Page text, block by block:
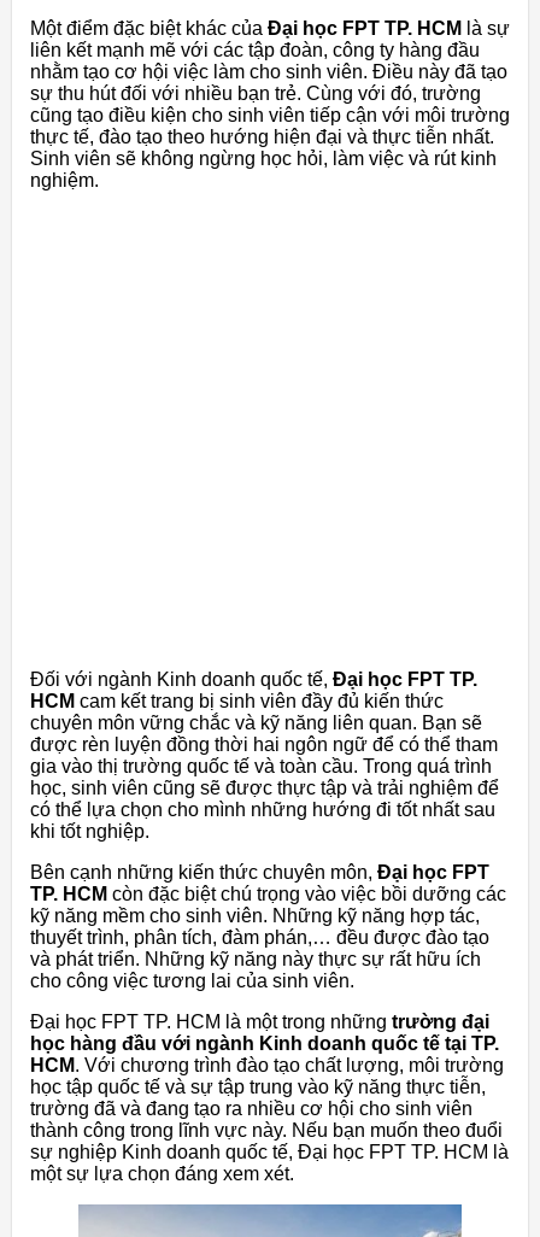
Một điểm đặc biệt khác của Đại học FPT TP. HCM là sự
liên kết mạnh mẽ với các tập đoàn, công ty hàng đầu
nhằm tạo cơ hội việc làm cho sinh viên. Điều này đã tạo
sự thu hút đối với nhiều bạn trẻ. Cùng với đó, trường
cũng tạo điều kiện cho sinh viên tiếp cận với môi trường
thực tế, đào tạo theo hướng hiện đại và thực tiễn nhất.
Sinh viên sẽ không ngừng học hỏi, làm việc và rút kinh
nghiệm.
Đối với ngành Kinh doanh quốc tế, Đại học FPT TP.
HCM cam kết trang bị sinh viên đầy đủ kiến thức
chuyên môn vững chắc và kỹ năng liên quan. Bạn sẽ
được rèn luyện đồng thời hai ngôn ngữ để có thể tham
gia vào thị trường quốc tế và toàn cầu. Trong quá trình
học, sinh viên cũng sẽ được thực tập và trải nghiệm để
có thể lựa chọn cho mình những hướng đi tốt nhất sau
khi tốt nghiệp.
Bên cạnh những kiến thức chuyên môn, Đại học FPT
TP. HCM còn đặc biệt chú trọng vào việc bồi dưỡng các
kỹ năng mềm cho sinh viên. Những kỹ năng hợp tác,
thuyết trình, phân tích, đàm phán,… đều được đào tạo
và phát triển. Những kỹ năng này thực sự rất hữu ích
cho công việc tương lai của sinh viên.
Đại học FPT TP. HCM là một trong những trường đại
học hàng đầu với ngành Kinh doanh quốc tế tại TP.
HCM. Với chương trình đào tạo chất lượng, môi trường
học tập quốc tế và sự tập trung vào kỹ năng thực tiễn,
trường đã và đang tạo ra nhiều cơ hội cho sinh viên
thành công trong lĩnh vực này. Nếu bạn muốn theo đuổi
sự nghiệp Kinh doanh quốc tế, Đại học FPT TP. HCM là
một sự lựa chọn đáng xem xét.